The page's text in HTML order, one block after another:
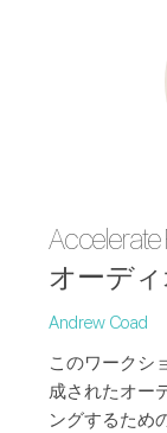
オーデ
Andrew Coad
このワークシ
成されたオー
ングするため